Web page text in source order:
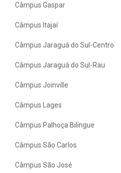
Câmpus Gaspar
Câmpus Itajaí
Câmpus Jaraguá do Sul-Centro
Câmpus Jaraguá do Sul-Rau
Câmpus Joinville
Câmpus Lages
Câmpus Palhoça Bilíngue
Câmpus São Carlos
Câmpus São José